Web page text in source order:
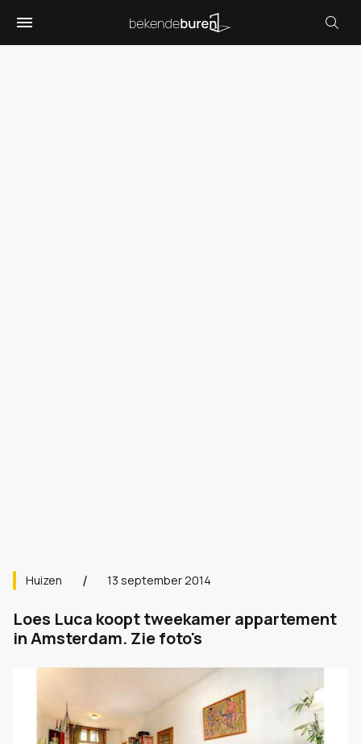
Huizen 13 september 2014
Loes Luca koopt tweekamer appartement
in Amsterdam. Zie foto's